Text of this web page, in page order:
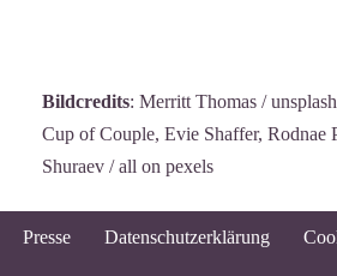
Bildcredits: Merritt Thomas /
Cup of Couple, Evie Shaffer, Rodnae
Shuraev / all on pexels
Presse Datenschutzerklärung